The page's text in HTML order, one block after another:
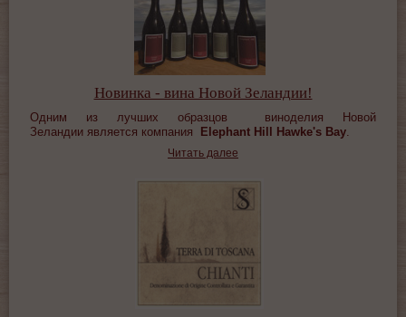
Новинка - вина Новой Зеландии!
Одним из лучших образцов виноделия Новой
Зеландии является компания Elephant Hill Hawke's Bay
Читать далее